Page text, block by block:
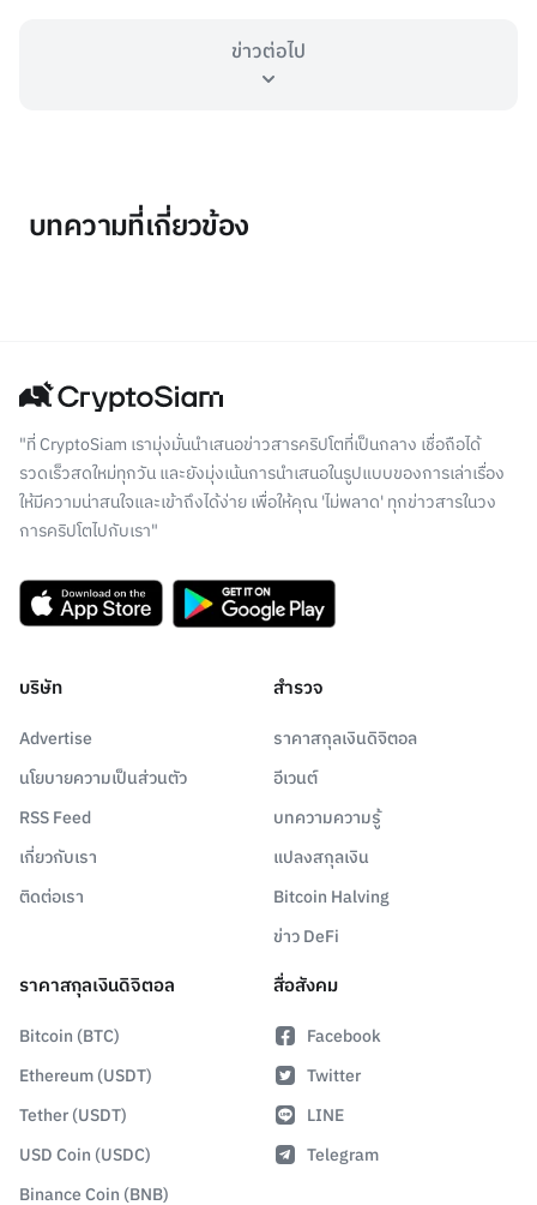
ข่าวต่อไป
บทความที่เกี่ยวข้อง
"ที่ CryptoSiam เรามุ่งมั่นนำเสนอข่าวสารคริปโตที่เป็นกลาง เชื่อถือได้
รวดเร็วสดใหม่ทุกวัน และยังมุ่งเน้นการนำเสนอในรูปแบบของการเล่าเรื่อง
ให้มีความน่าสนใจและเข้าถึงได้ง่าย เพื่อให้คุณ 'ไม่พลาด' ทุกข่าวสารในวง
การคริปโตไปกับเรา"
บริษัท
Advertise
นโยบายความเป็นส่วนตัว
RSS Feed
เกี่ยวกับเรา
ติดต่อเรา
สำรวจ
ราคาสกุลเงินดิจิตอล
อีเวนต์
บทความความรู้
แปลงสกุลเงิน
Bitcoin Halving
ข่าว DeFi
ราคาสกุลเงินดิจิตอล
Bitcoin (BTC)
Ethereum (USDT)
Tether (USDT)
USD Coin (USDC)
Binance Coin (BNB)
สื่อสังคม
Facebook
Twitter
LINE
Telegram